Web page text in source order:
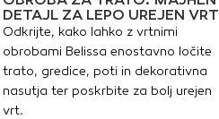
DETAJL ZA LEPO UREJEN VRT
Odkrijte, kako lahko z vrtnimi
obrobami Belissa enostavno ločite
trato, gredice, poti in dekorativna
nasutja ter poskrbite za bolj urejen
vrt.